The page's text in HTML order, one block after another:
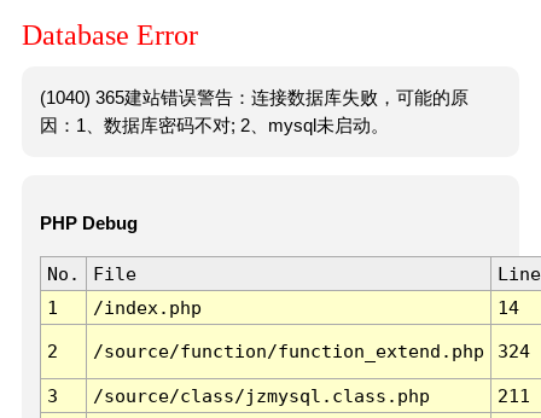
Database Error
(1040) 365建站错误警告：连接数据库失败，可能的原
因：1、数据库密码不对; 2、mysql未启动。
PHP Debug
No. File
Line
1
/index.php 14
2 /source/function/function_extend.php 324
3 /source/class/jzmysql.class.php
211